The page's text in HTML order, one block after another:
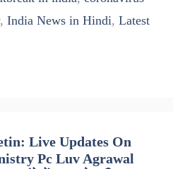
, India News in Hindi, Latest
Live Updates On
Pc Luv Agrawal